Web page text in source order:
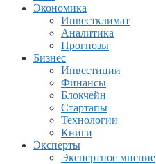
Экономика
Инвестклимат
Аналитика
Прогнозы
Бизнес
Инвестиции
Финансы
Блокчейн
Стартапы
Технологии
Книги
Эксперты
Экспертное мнение